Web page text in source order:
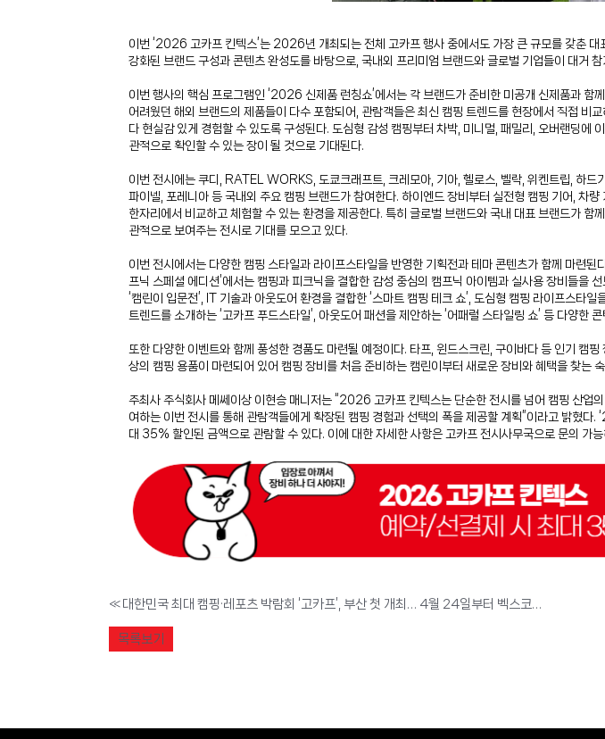
이번 ‘2026 고카프 킨텍스’는 2026년 개최되는 전체 고카프 행사 중에서도 가장 큰 규모를 갖춘
강화된 브랜드 구성과 콘텐츠 완성도를 바탕으로, 국내외 프리미엄 브랜드와 글로벌 기업들이 대거
이번 행사의 핵심 프로그램인 ‘2026 신제품 런칭쇼’에서는 각 브랜드가 준비한 미공개 신제품과
어려웠던 해외 브랜드의 제품들이 다수 포함되어, 관람객들은 최신 캠핑 트렌드를 현장에서 직접 비
다 현실감 있게 경험할 수 있도록 구성된다. 도심형 감성 캠핑부터 차박, 미니멀, 패밀리, 오버랜딩
관적으로 확인할 수 있는 장이 될 것으로 기대된다.
이번 전시에는 쿠디, RATEL WORKS, 도쿄크래프트, 크레모아, 기아, 헬로스, 벨락, 위켄트립, 하
파이넬, 포레니아 등 국내외 주요 캠핑 브랜드가 참여한다. 하이엔드 장비부터 실전형 캠핑 기어, 차
한자리에서 비교하고 체험할 수 있는 환경을 제공한다. 특히 글로벌 브랜드와 국내 대표 브랜드가
관적으로 보여주는 전시로 기대를 모으고 있다.
이번 전시에서는 다양한 캠핑 스타일과 라이프스타일을 반영한 기획전과 테마 콘텐츠가 함께 마련된
프닉 스페셜 에디션’에서는 캠핑과 피크닉을 결합한 감성 중심의 캠프닉 아이템과 실사용 장비들을
‘캠린이 입문전’, IT 기술과 아웃도어 환경을 결합한 ‘스마트 캠핑 테크 쇼’, 도심형 캠핑 라이프스타
트렌드를 소개하는 ‘고카프 푸드스타일’, 아웃도어 패션을 제안하는 ‘어패럴 스타일링 쇼’ 등 다양한
또한 다양한 이벤트와 함께 풍성한 경품도 마련될 예정이다. 타프, 윈드스크린, 구이바다 등 인기
상의 캠핑 용품이 마련되어 있어 캠핑 장비를 처음 준비하는 캠린이부터 새로운 장비와 혜택을 찾는
주최사 주식회사 메쎄이상 이현승 매니저는 “2026 고카프 킨텍스는 단순한 전시를 넘어 캠핑 산업
여하는 이번 전시를 통해 관람객들에게 확장된 캠핑 경험과 선택의 폭을 제공할 계획”이라고 밝혔
대 35% 할인된 금액으로 관람할 수 있다. 이에 대한 자세한 사항은 고카프 전시사무국으로 문의 가능
« 대한민국 최대 캠핑·레포츠 박람회 ‘고카프’, 부산 첫 개최… 4월 24일부터 벡스코서 열린다
목록보기